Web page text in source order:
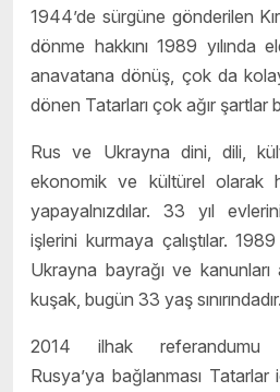
1944’de sürgüne gönderilen
dönme hakkını 1989 yılında
anavatana dönüş, çok da kolay
dönen Tatarları çok ağır şartlar
Rus ve Ukrayna dini, dili,
ekonomik ve kültürel olarak
yapayalnızdılar. 33 yıl
işlerini kurmaya çalıştılar.
Ukrayna bayrağı ve kanunları
kuşak, bugün 33 yaş sınırındadır.
2014 ilhak referandumu
Rusya’ya bağlanması